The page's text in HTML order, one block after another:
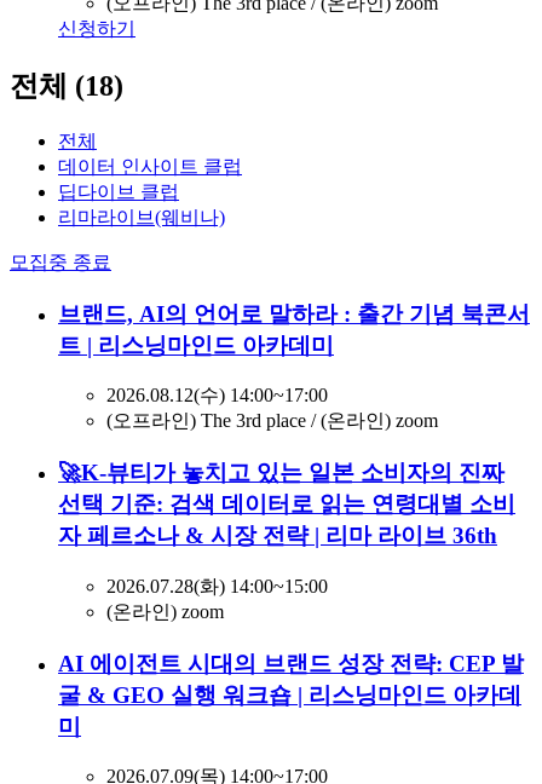
신청하기
전체 (18)
전체
데이터 인사이트 클럽
딥다이브 클럽
리마라이브(웨비나)
모집중 종료
브랜드, AI의 언어로 말하라 : 출간 기념 북콘서
트 | 리스닝마인드 아카데미
2026.08.12(수) 14:00~17:00
(오프라인) The 3rd place / (온라인) zoom
🚀K-뷰티가 놓치고 있는 일본 소비자의 진짜
선택 기준: 검색 데이터로 읽는 연령대별 소비
자 페르소나 & 시장 전략 | 리마 라이브 36th
2026.07.28(화) 14:00~15:00
(온라인) zoom
AI 에이전트 시대의 브랜드 성장 전략: CEP 발
굴 & GEO 실행 워크숍 | 리스닝마인드 아카데
미
2026.07.09(목) 14:00~17:00